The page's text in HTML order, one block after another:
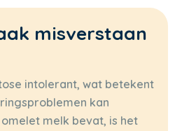
misverstaan
intolerant, wat betekent
kan
melk bevat, is het